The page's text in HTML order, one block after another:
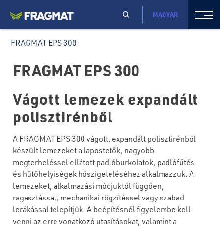
MAGYAR
FRAGMAT EPS 300
FRAGMAT EPS 300
Vágott lemezek expandált
polisztirénből
A FRAGMAT EPS 300 vágott, expandált polisztirénből
készült lemezeket a lapostetők, nagyobb
megterheléssel ellátott padlóburkolatok, padlófűtés
és hűtőhelyiségek hőszigeteléséhez alkalmazzuk. A
lemezeket, alkalmazási módjuktől függően,
ragasztással, mechanikai rögzítéssel vagy szabad
lerákással telepítjük. A beépítésnél figyelembe kell
venni az erre vonatkozó utasításokat, valamint a